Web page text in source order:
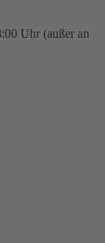
Uhr (außer an